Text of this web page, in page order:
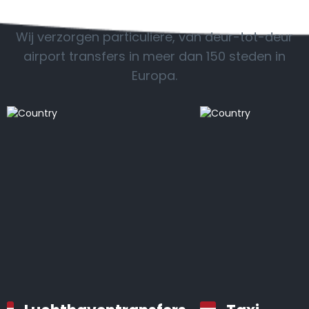
Wij verzorgen particuliere, van deur-tot-deur
airport transfers in meer dan 150 steden in
Europa.